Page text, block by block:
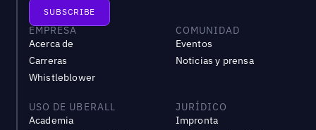
EMPRESA
Acerca de
Carreras
Whistleblower
COMUNIDAD
Eventos
Noticias y prensa
USO DE UBERALL
Academia
JURÍDICO
Impronta